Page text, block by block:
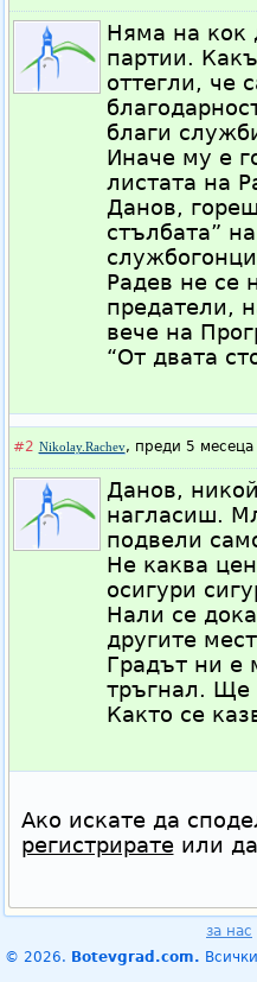
Няма на кок
партии.
оттегли, че
благи
Иначе му е
листата на
Данов,
стълбата”
Радев не се
предатели,
вече на
“От двата
#2 Nikolay.Rachev, преди 5 месеца
Данов,
нагласиш.
подвели
Не каква
осигури
Нали се
другите
Градът ни е
тръгнал. Ще
Както се
Ако искате да
регистриратеили да
за нас
© 2026. Botevgrad.com.